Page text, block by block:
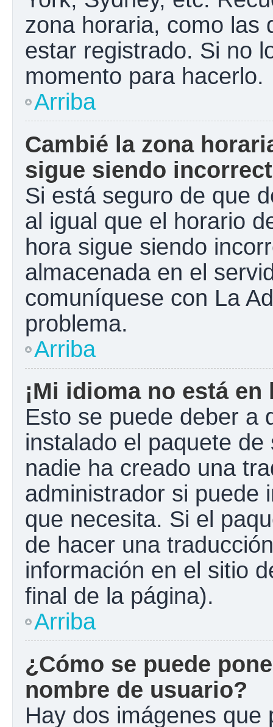
zona horaria, como las
estar registrado. Si no
momento para hacerlo.
Arriba
Cambié la zona
sigue siendo
Si está seguro de que
al igual que el horario
hora sigue siendo
almacenada en el
comuníquese con La
problema.
Arriba
¡Mi idioma no está
Esto se puede deber a
instalado el paquete
nadie ha creado una
administrador si puede
que necesita. Si el
de hacer una
información en el sitio
final de la página).
Arriba
¿Cómo se puede
nombre de usuario?
Hay dos imágenes que